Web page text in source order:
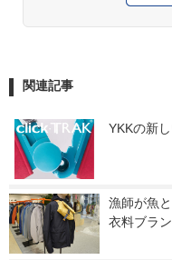
関連記事
YKKの新
漁師が魚
衣料ブラ